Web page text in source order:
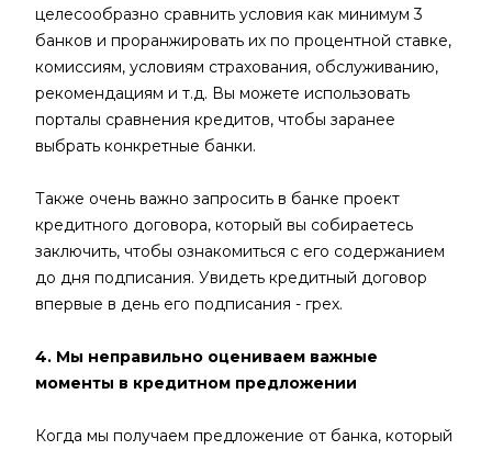
целесообразно сравнить условия как минимум 3
банков и проранжировать их по процентной ставке,
комиссиям, условиям страхования, обслуживанию,
рекомендациям и т.д. Вы можете использовать
порталы сравнения кредитов, чтобы заранее
выбрать конкретные банки.
Также очень важно запросить в банке проект
кредитного договора, который вы собираетесь
заключить, чтобы ознакомиться с его содержанием
до дня подписания. Увидеть кредитный договор
впервые в день его подписания - грех.
4. Мы неправильно оцениваем важные
моменты в кредитном предложении
Когда мы получаем предложение от банка, который